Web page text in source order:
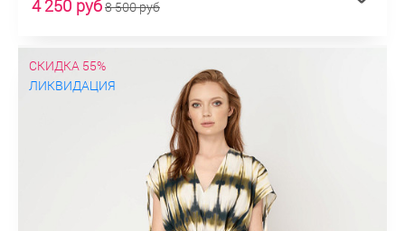
4 250 руб8 500 руб
СКИДКА 55%
ЛИКВИДАЦИЯ